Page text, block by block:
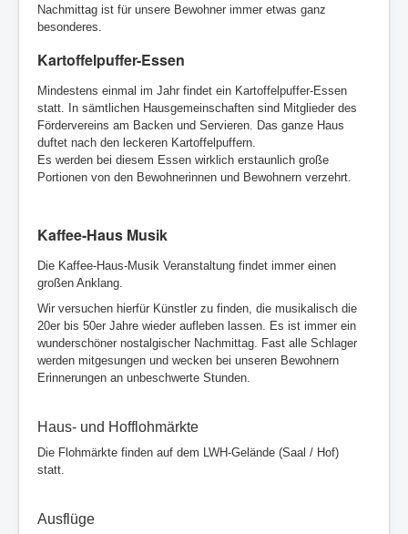
Nachmittag ist für unsere Bewohner immer etwas ganz
besonderes.
Kartoffelpuffer-Essen
Mindestens einmal im Jahr findet ein Kartoffelpuffer-Essen
statt. In sämtlichen Hausgemeinschaften sind Mitglieder des
Fördervereins am Backen und Servieren. Das ganze Haus
duftet nach den leckeren Kartoffelpuffern.
Es werden bei diesem Essen wirklich erstaunlich große
Portionen von den Bewohnerinnen und Bewohnern verzehrt.
Kaffee-Haus Musik
Die Kaffee-Haus-Musik Veranstaltung findet immer einen
großen Anklang.
Wir versuchen hierfür Künstler zu finden, die musikalisch die
20er bis 50er Jahre wieder aufleben lassen. Es ist immer ein
wunderschöner nostalgischer Nachmittag. Fast alle Schlager
werden mitgesungen und wecken bei unseren Bewohnern
Erinnerungen an unbeschwerte Stunden.
Haus- und Hofflohmärkte
Die Flohmärkte finden auf dem LWH-Gelände (Saal / Hof)
statt.
Ausflüge